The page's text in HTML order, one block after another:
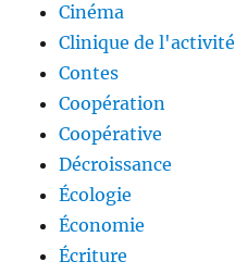
Cinéma
Clinique de l'activité
Contes
Coopération
Coopérative
Décroissance
Écologie
Économie
Écriture